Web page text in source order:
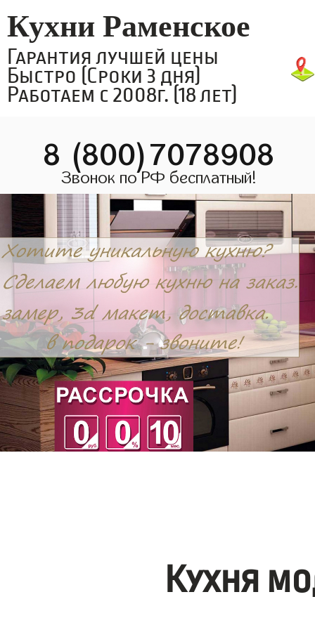
Кухни Раменское
Гарантия лучшей цены
Быстро (Сроки 3 дня)
Работаем с 2008г. (18 лет)
8 (800)7078908
Звонок по РФ бесплатный!
Кухня